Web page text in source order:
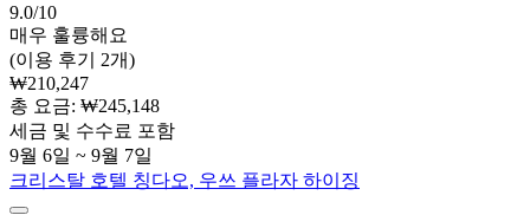
9.0/10
매우 훌륭해요
(이용 후기 2개)
₩210,247
총 요금: ₩245,148
세금 및 수수료 포함
9월 6일 ~ 9월 7일
크리스탈 호텔 칭다오, 우쓰 플라자 하이징